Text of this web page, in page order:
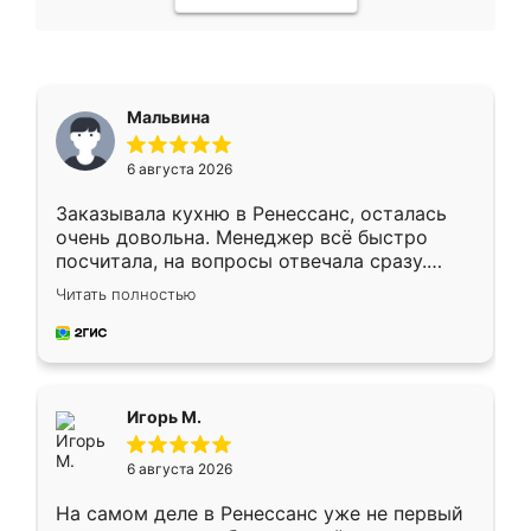
Мальвина
6 августа 2026
Заказывала кухню в Ренессанс, осталась
очень довольна. Менеджер всё быстро
посчитала, на вопросы отвечала сразу.
Замерщик приехал в субботу, подошёл к
делу со всей ответственностью. Собрали
за день, ребята работали аккуратно, даже
Читать полностью
Игорь М.
6 августа 2026
На самом деле в Ренессанс уже не первый